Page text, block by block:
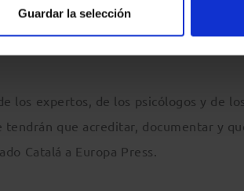
Guardar la selección
de la Administración
los expertos, de los psicólogos y de los
tendrán que acreditar, documentar y
Catalá a Europa Press.